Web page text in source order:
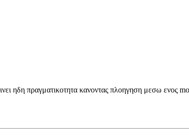
ηδη πραγματικοτητα κανοντας πλοηγηση μεσω ενος